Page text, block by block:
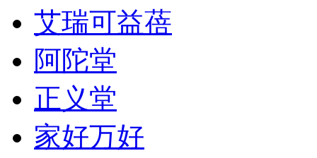
艾瑞可益蓓
阿陀堂
正义堂
家好万好